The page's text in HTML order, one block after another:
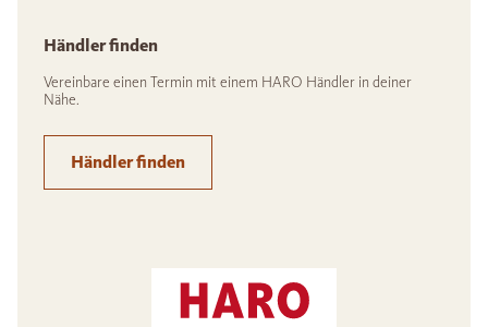
Händler finden
Vereinbare einen Termin mit einem HARO Händler in deiner
Nähe.
Händler finden